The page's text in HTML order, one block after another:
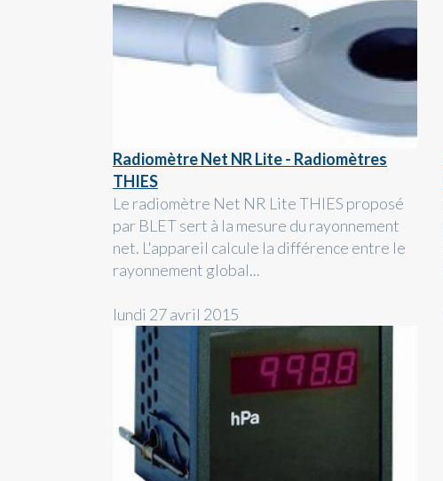
Radiomètre Net NR Lite - Radiomètres
THIES
Le radiomètre Net NR Lite THIES proposé
par BLET sert à la mesure du rayonnement
net. L'appareil calcule la différence entre le
rayonnement global...
lundi 27 avril 2015